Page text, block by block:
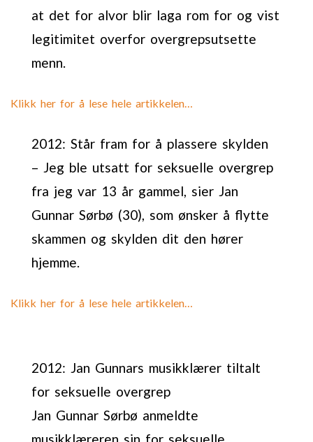
at det for alvor blir laga rom for og vist
legitimitet overfor overgrepsutsette
menn.
Klikk her for å lese hele artikkelen…
2012: Står fram for å plassere skylden
– Jeg ble utsatt for seksuelle overgrep
fra jeg var 13 år gammel, sier Jan
Gunnar Sørbø (30), som ønsker å flytte
skammen og skylden dit den hører
hjemme.
Klikk her for å lese hele artikkelen…
2012: Jan Gunnars musikklærer tiltalt
for seksuelle overgrep
Jan Gunnar Sørbø anmeldte